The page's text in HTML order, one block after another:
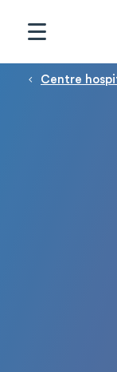
Fil d'Ariane
Centre
Panneau de